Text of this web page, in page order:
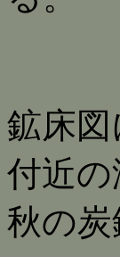
鉱床
付近
秋の